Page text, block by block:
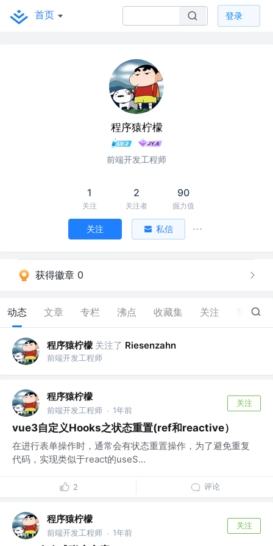
首页 登录
程序猿柠檬
前端开发工程师
1
关注
2
关注者
90
掘力值
关注 私信
获得徽章 0
动态 文章 专栏 沸点 收藏集 关注 2
程序猿柠檬 关注了 Riesenzahn
前端开发工程师
程序猿柠檬
前端开发工程师 · 1年前
关注
vue3自定义Hooks之状态重置(ref和reactive）
在进行表单操作时，通常会有状态重置操作，为了避免重复
代码，实现类似于react的useS...
2 评论
程序猿柠檬
前端开发工程师 · 1年前
关注